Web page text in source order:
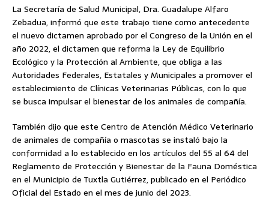
La Secretaría de Salud Municipal, Dra. Guadalupe Alfaro
Zebadua, informó que este trabajo tiene como antecedente
el nuevo dictamen aprobado por el Congreso de la Unión en el
año 2022, el dictamen que reforma la Ley de Equilibrio
Ecológico y la Protección al Ambiente, que obliga a las
Autoridades Federales, Estatales y Municipales a promover el
establecimiento de Clínicas Veterinarias Públicas, con lo que
se busca impulsar el bienestar de los animales de compañía.
También dijo que este Centro de Atención Médico Veterinario
de animales de compañía o mascotas se instaló bajo la
conformidad a lo establecido en los artículos del 55 al 64 del
Reglamento de Protección y Bienestar de la Fauna Doméstica
en el Municipio de Tuxtla Gutiérrez, publicado en el Periódico
Oficial del Estado en el mes de junio del 2023.